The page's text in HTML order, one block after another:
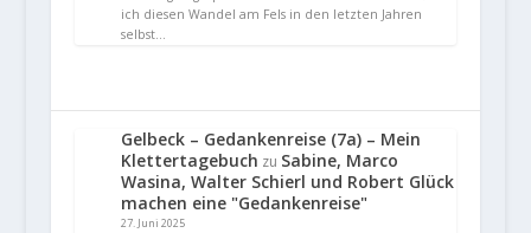
ich diesen Wandel am Fels in den letzten Jahren
selbst…
Gelbeck – Gedankenreise (7a) – Mein
Klettertagebuch zu Sabine, Marco
Wasina, Walter Schierl und Robert Glück
machen eine "Gedankenreise"
27. Juni 2025